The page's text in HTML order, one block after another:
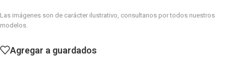
Las imágenes son de carácter ilustrativo, consultanos por todos nuestros
modelos.
Agregar a guardados